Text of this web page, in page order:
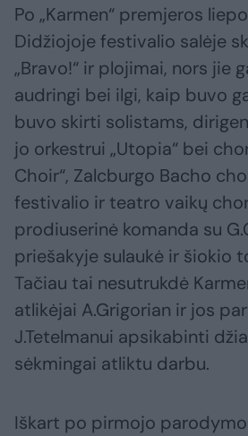
Po „Karmen“ premjeros
Didžiojoje festivalio salėje
„Bravo!“ ir plojimai, nors jie
audringi bei ilgi, kaip buvo
buvo skirti solistams,
jo orkestrui „Utopia“ bei
Choir“, Zalcburgo Bacho
festivalio ir teatro vaikų
prodiuserinė komanda su
priešakyje sulaukė ir šiokio
Tačiau tai nesutrukdė
atlikėjai A.Grigorian ir jos
J.Tetelmanui apsikabinti
sėkmingai atliktu darbu.
Iškart po pirmojo